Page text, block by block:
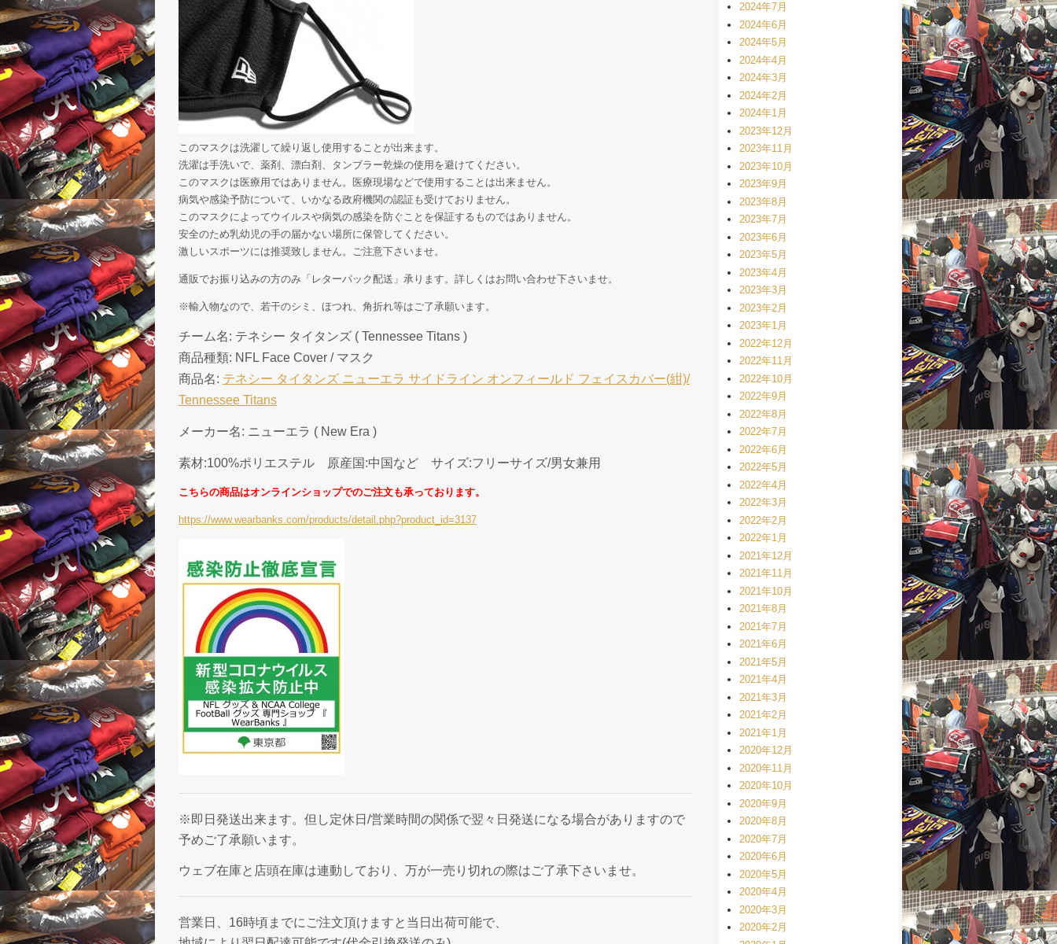
このマスクは洗濯して繰り返し使用することが出来ます。
洗濯は手洗いで、薬剤、漂白剤、タンブラー乾燥の使用を避けてください。
このマスクは医療用ではありません。医療現場などで使用することは出来ません。
病気や感染予防について、いかなる政府機関の認証も受けておりません。
このマスクによってウイルスや病気の感染を防ぐことを保証するものではありません。
安全のため乳幼児の手の届かない場所に保管してください。
激しいスポーツには推奨致しません。ご注意下さいませ。
通販でお振り込みの方のみ「レターパック配送」承ります。詳しくはお問い合わせ下さいませ。
※輸入物なので、若干のシミ、ほつれ、角折れ等はご了承願います。
チーム名: テネシー タイタンズ ( Tennessee Titans )
商品種類: NFL Face Cover / マスク
商品名: テネシー タイタンズ ニューエラ サイドライン オンフィールド フェイスカバー(紺)/
Tennessee Titans
メーカー名: ニューエラ ( New Era )
素材:100%ポリエステル 原産国:中国など サイズ:フリーサイズ/男女兼用
こちらの商品はオンラインショップでのご注文も承っております。
https://www.wearbanks.com/products/detail.php?product_id=3137
※即日発送出来ます。但し定休日/営業時間の関係で翌々日発送になる場合がありますので
予めご了承願います。
ウェブ在庫と店頭在庫は連動しており、万が一売り切れの際はご了承下さいませ。
営業日、16時頃までにご注文頂けますと当日出荷可能で、
2024年7月
2024年6月
2024年5月
2024年4月
2024年3月
2024年2月
2024年1月
2023年12月
2023年11月
2023年10月
2023年9月
2023年8月
2023年7月
2023年6月
2023年5月
2023年4月
2023年3月
2023年2月
2023年1月
2022年12月
2022年11月
2022年10月
2022年9月
2022年8月
2022年7月
2022年6月
2022年5月
2022年4月
2022年3月
2022年2月
2022年1月
2021年12月
2021年11月
2021年10月
2021年8月
2021年7月
2021年6月
2021年5月
2021年4月
2021年3月
2021年2月
2021年1月
2020年12月
2020年11月
2020年10月
2020年9月
2020年8月
2020年7月
2020年6月
2020年5月
2020年4月
2020年3月
2020年2月